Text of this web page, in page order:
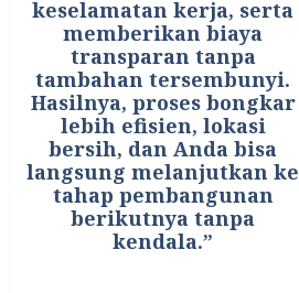
keselamatan kerja, serta
memberikan biaya
transparan tanpa
tambahan tersembunyi.
Hasilnya, proses bongkar
lebih efisien, lokasi
bersih, dan Anda bisa
langsung melanjutkan ke
tahap pembangunan
berikutnya tanpa
kendala.”